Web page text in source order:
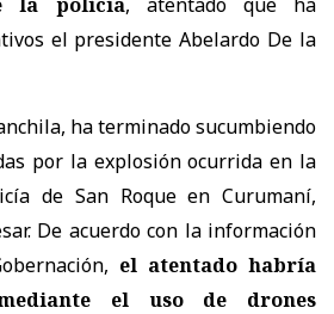
el presidente Abelardo De la
ha terminado sucumbiendo
por la explosión ocurrida en la
de San Roque en Curumaní,
De acuerdo con la información
el atentado habría
el uso de drones